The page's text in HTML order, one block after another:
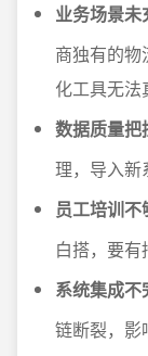
业务场景未
商独有的
化工具无法
数据质量把
理，导入新
员工培训不
白搭，要有
系统集成不
链断裂，影